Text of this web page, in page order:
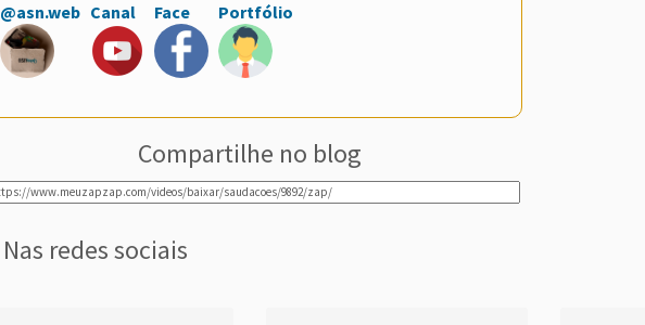
@asn.web Canal Face Portfólio
Compartilhe no blog
Nas redes sociais